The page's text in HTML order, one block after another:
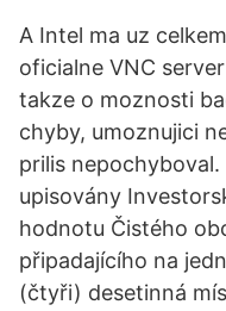
A Intel ma uz
oficialne VNC
takze o moznosti
chyby, umoznujici
prilis
upisovány
hodnotu Čistého
připadajícího na
(čtyři) desetinná